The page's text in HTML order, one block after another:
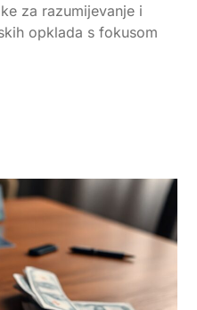
za razumijevanje i
opklada s fokusom